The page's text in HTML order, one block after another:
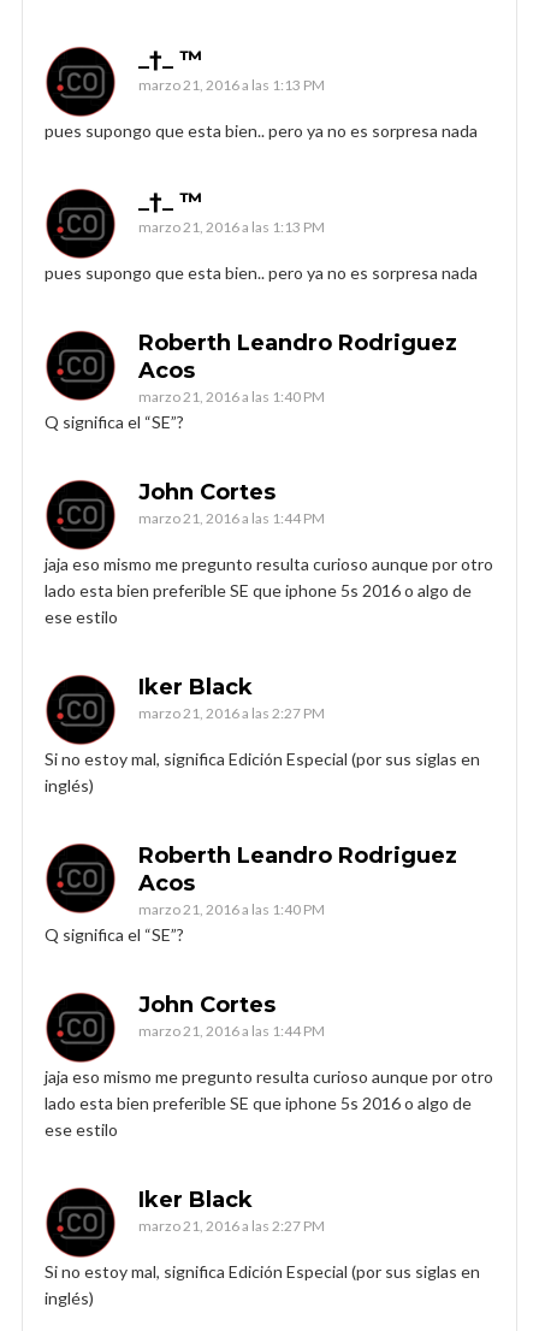
_†_ ™
marzo 21, 2016 a las 1:13 PM
pues supongo que esta bien.. pero ya no es sorpresa nada
_†_ ™
marzo 21, 2016 a las 1:13 PM
pues supongo que esta bien.. pero ya no es sorpresa nada
Roberth Leandro Rodriguez
Acos
marzo 21, 2016 a las 1:40 PM
Q significa el “SE”?
John Cortes
marzo 21, 2016 a las 1:44 PM
jaja eso mismo me pregunto resulta curioso aunque por otro
lado esta bien preferible SE que iphone 5s 2016 o algo de
ese estilo
Iker Black
marzo 21, 2016 a las 2:27 PM
Si no estoy mal, significa Edición Especial (por sus siglas en
inglés)
Roberth Leandro Rodriguez
Acos
marzo 21, 2016 a las 1:40 PM
Q significa el “SE”?
John Cortes
marzo 21, 2016 a las 1:44 PM
jaja eso mismo me pregunto resulta curioso aunque por otro
lado esta bien preferible SE que iphone 5s 2016 o algo de
ese estilo
Iker Black
marzo 21, 2016 a las 2:27 PM
Si no estoy mal, significa Edición Especial (por sus siglas en
inglés)